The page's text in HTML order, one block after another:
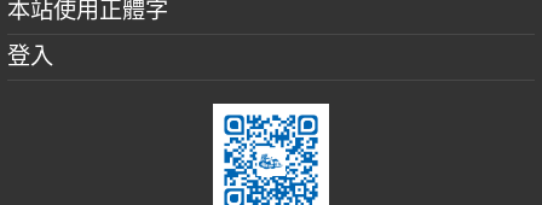
本站使用正體字
登入